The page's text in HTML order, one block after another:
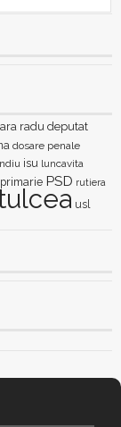
radu deputat
dosare penale
isu luncavita
primarie PSD rutiera
usl